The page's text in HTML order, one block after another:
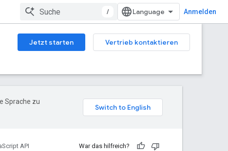
/ Anmelden
Jetzt starten
Vertrieb kontaktieren
Sprache zu
API
War das hilfreich?